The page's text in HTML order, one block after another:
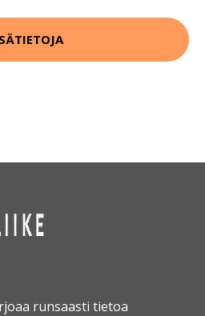
runsaasti tietoa